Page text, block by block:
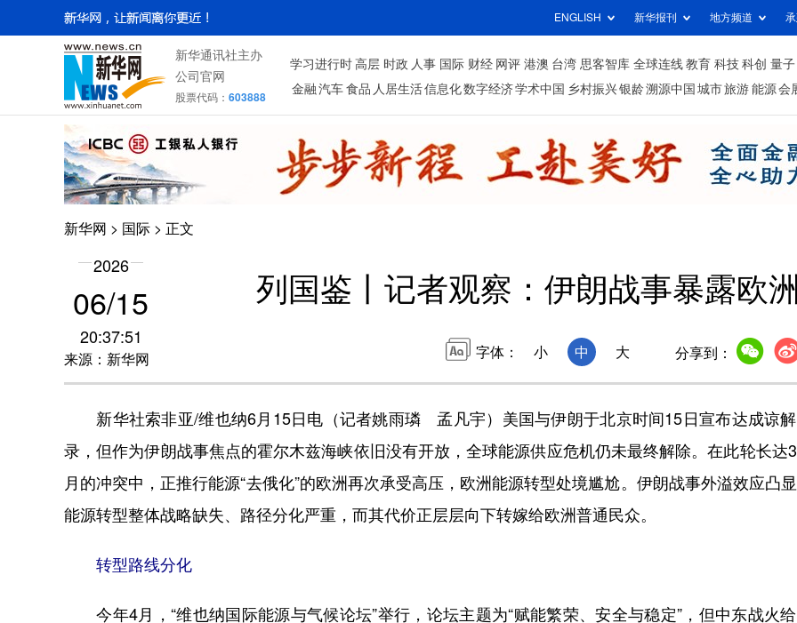
ENGLISH 新华报刊 地方频道
新华通讯社主办
公司官网
股票代码： 603888
学习进行时 高层 时政 人事 国际 财经 网评 港澳 台湾 思客智库 全球连线 教育 科技 科创 量子
金融 汽车 食品 人居生活信息化数字经济学术中国 乡村振兴银龄溯源中国 城市旅游 能源 会
新华网 > 国际 > 正文
2026
06/15
20:37:51
来源：新华网
列国鉴丨记者观察：伊朗战事暴露欧
字体： 小 中 大 分享到：
新华社索非亚/维也纳6月15日电（记者姚雨璘 孟凡宇）美国与伊朗于北京时间15日宣布达成谅
录，但作为伊朗战事焦点的霍尔木兹海峡依旧没有开放，全球能源供应危机仍未最终解除。在此轮长达
月的冲突中，正推行能源“去俄化”的欧洲再次承受高压，欧洲能源转型处境尴尬。伊朗战事外溢效应凸
能源转型整体战略缺失、路径分化严重，而其代价正层层向下转嫁给欧洲普通民众。
转型路线分化
今年4月，“维也纳国际能源与气候论坛”举行，论坛主题为“赋能繁荣、安全与稳定”，但中东战火